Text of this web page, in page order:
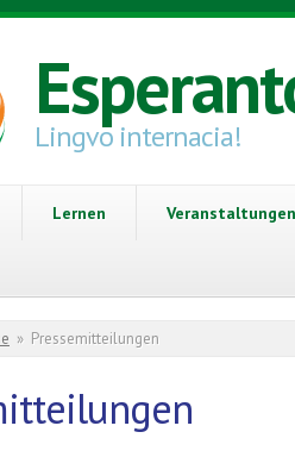
Lingvo internacia!
Lernen Veranstaltungen
» Pressemitteilungen